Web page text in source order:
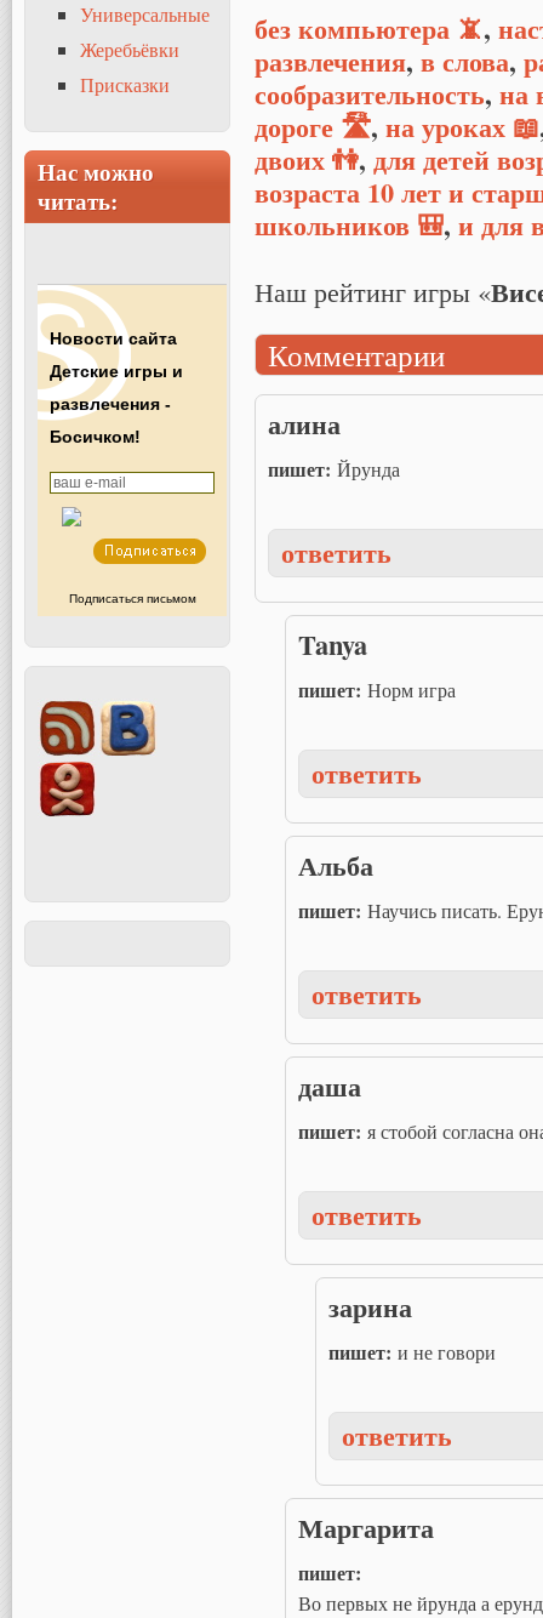
без компьютера 📵,
развлечения, в слова,
сообразительность, на
дороге 🛣, на уроках 📖
двоих 👫, для детей
возраста 10 лет и
школьников 🎒, и для
Наш рейтинг игры «
Комментарии
алина
пишет: Йрунда
ответить
Tanya
пишет: Норм игра
ответить
Альба
пишет: Научись писать.
ответить
даша
пишет: я стобой согласна
ответить
зарина
пишет: и не говори
ответить
Маргарита
пишет:
Во первых не йрунда а
Универсальные
Жеребьёвки
Присказки
Нас можно
читать:
Новости сайта
Детские игры и
развлечения -
Босичком!
Подписаться письмом